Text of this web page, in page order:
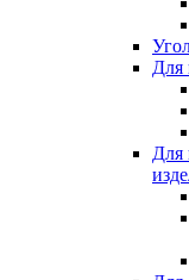
Для
Для